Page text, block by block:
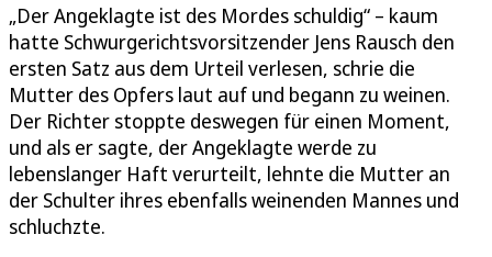
„Der Angeklagte ist des Mordes schuldig“ – kaum
hatte Schwurgerichtsvorsitzender Jens Rausch den
ersten Satz aus dem Urteil verlesen, schrie die
Mutter des Opfers laut auf und begann zu weinen.
Der Richter stoppte deswegen für einen Moment,
und als er sagte, der Angeklagte werde zu
lebenslanger Haft verurteilt, lehnte die Mutter an
der Schulter ihres ebenfalls weinenden Mannes und
schluchzte.